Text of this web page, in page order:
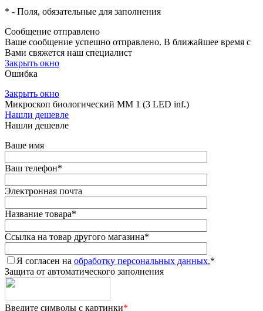
* - Поля, обязательные для заполнения
Сообщение отправлено
Ваше сообщение успешно отправлено. В ближайшее время с
Вами свяжется наш специалист
Закрыть окно
Ошибка
Закрыть окно
Микроскоп биологический ММ 1 (3 LED inf.)
Нашли дешевле
Нашли дешевле
Ваше имя
Ваш телефон*
Электронная почта
Название товара*
Ссылка на товар другого магазина*
Я согласен на обработку персональных данных.*
Защита от автоматического заполнения
Введите символы с картинки*